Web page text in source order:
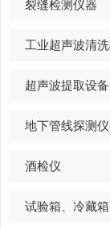
裂缝检测仪器
工业超声波清
超声波提取设备
地下管线探测仪
酒检仪
试验箱、冷藏